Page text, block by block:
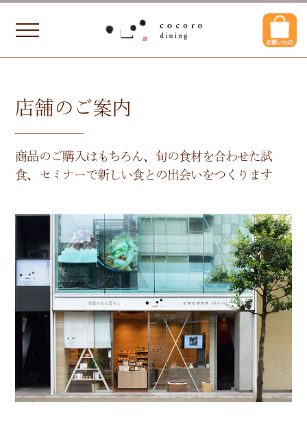
店舗のご案内
商品のご購入はもちろん、 旬の食材を合わせた試
食、セミナーで新しい食との出会いをつくります